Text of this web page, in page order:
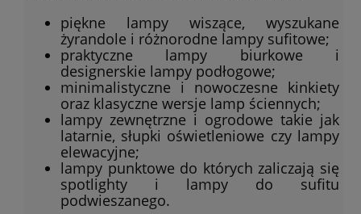
piękne lampy wiszące, wyszukane
żyrandole i różnorodne lampy sufitowe;
praktyczne lampy biurkowe i
designerskie lampy podłogowe;
minimalistyczne i nowoczesne kinkiety
oraz klasyczne wersje lamp ściennych;
lampy zewnętrzne i ogrodowe takie jak
latarnie, słupki oświetleniowe czy lampy
elewacyjne;
lampy punktowe do których zaliczają się
spotlighty i lampy do sufitu
podwieszanego.